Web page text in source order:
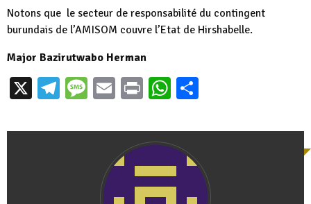
Notons que le secteur de responsabilité du contingent
burundais de l’AMISOM couvre l’Etat de Hirshabelle.
Major Bazirutwabo Herman
X Telegram
Message
EmailPrintWhatsApp